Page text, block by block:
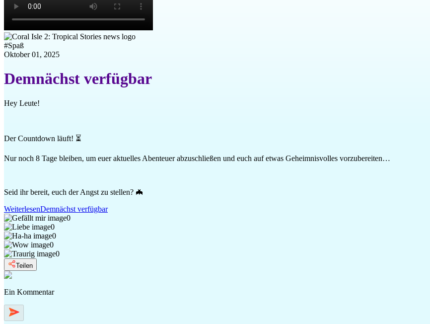
#Spaß
Oktober 01, 2025
Demnächst verfügbar
Hey Leute!
Der Countdown läuft! ⏳
Nur noch 8 Tage bleiben, um euer aktuelles Abenteuer abzuschließen und euch auf etwas Geheimnisvolles vorzubereiten…
Seid ihr bereit, euch der Angst zu stellen? 🦇
WeiterlesenDemnächst verfügbar
0
0
0
0
0
Teilen
Ein Kommentar